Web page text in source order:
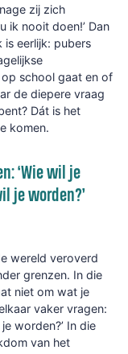
zij zich
ik nooit doen!’ Dan
is eerlijk: pubers
school gaat en of
de diepere vraag
Dát is het
komen.
‘Wie wil je
je worden?’
wereld veroverd
grenzen. In die
niet om wat je
vaker vragen:
worden?’ In die
van het